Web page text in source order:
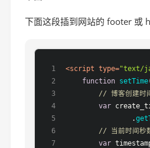
下面这段插到网站的 footer 或
<script type="text/
function setTime
// 博客创建时
var
                .
// 当前时间秒
var